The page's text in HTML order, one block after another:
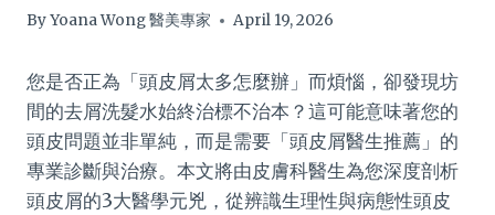
ByYoana Wong 醫美專家 April 19, 2026
您是否正為「頭皮屑太多怎麼辦」而煩惱，卻發現坊
間的去屑洗髮水始終治標不治本？這可能意味著您的
頭皮問題並非單純，而是需要「頭皮屑醫生推薦」的
專業診斷與治療。本文將由皮膚科醫生為您深度剖析
頭皮屑的3大醫學元兇，從辨識生理性與病態性頭皮